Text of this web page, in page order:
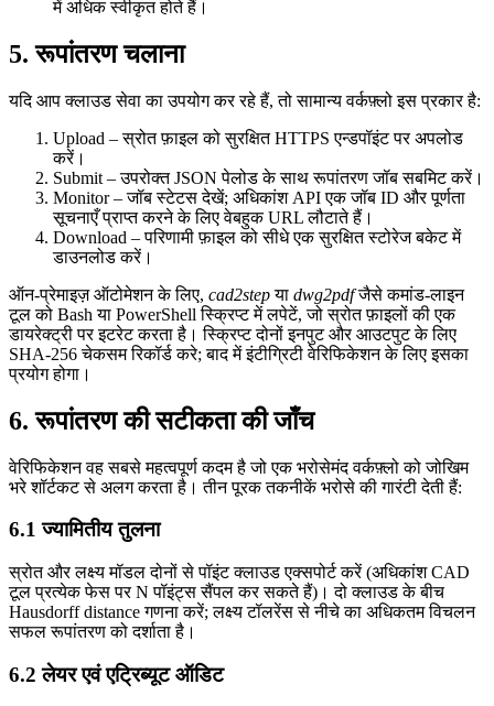
में अधिक स्वीकृत होते हैं।
5. रूपांतरण चलाना
यदि आप क्लाउड सेवा का उपयोग कर रहे हैं, तो सामान्य वर्कफ़्लो इस प्रकार है:
Upload – स्रोत फ़ाइल को सुरक्षित HTTPS एन्डपॉइंट पर अपलोड
करें।
Submit – उपरोक्त JSON पेलोड के साथ रूपांतरण जॉब सबमिट करें।
Monitor– जॉब स्टेटस देखें; अधिकांश API एक जॉब ID और पूर्णता
सूचनाएँ प्राप्त करने के लिए वेबहुक URL लौटाते हैं।
Download – परिणामी फ़ाइल को सीधे एक सुरक्षित स्टोरेज बकेट में
डाउनलोड करें।
ऑन‑प्रेमाइज़ ऑटोमेशन के लिए, cad2stepया dwg2pdfजैसे कमांड‑लाइन
टूल को Bash या PowerShell स्क्रिप्ट में लपेटें, जो स्रोत फ़ाइलों की एक
डायरेक्ट्री पर इटरेट करता है। स्क्रिप्ट दोनों इनपुट और आउटपुट के लिए
SHA‑256 चेकसम रिकॉर्ड करे; बाद में इंटीग्रिटी वेरिफिकेशन के लिए इसका
प्रयोग होगा।
6. रूपांतरण की सटीकता की जाँच
वेरिफिकेशन वह सबसे महत्वपूर्ण कदम है जो एक भरोसेमंद वर्कफ़्लो को जोखिम
भरे शॉर्टकट से अलग करता है। तीन पूरक तकनीकें भरोसे की गारंटी देती हैं:
6.1 ज्यामितीय तुलना
स्रोत और लक्ष्य मॉडल दोनों से पॉइंट क्लाउड एक्सपोर्ट करें (अधिकांश CAD
टूल प्रत्येक फेस पर N पॉइंट्स सैंपल कर सकते हैं)। दो क्लाउड के बीच
Hausdorff distance गणना करें; लक्ष्य टॉलरेंस से नीचे का अधिकतम विचलन
सफल रूपांतरण को दर्शाता है।
6.2 लेयर एवं एट्रिब्यूट ऑडिट